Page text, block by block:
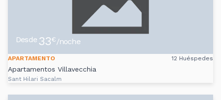
Desde 33€/noche
APARTAMENTO 12 Huéspedes
Apartamentos Villavecchia
Sant Hilari Sacalm